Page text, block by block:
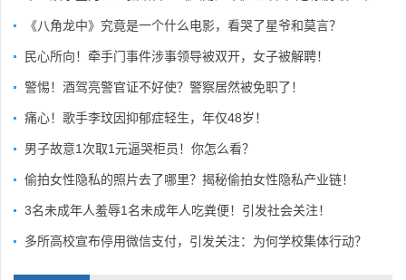
《八角龙中》究竟是一个什么电影，看哭了星爷和莫言？
民心所向！牵手门事件涉事领导被双开，女子被解聘！
警惕！酒驾亮警官证不好使？警察居然被免职了！
痛心！歌手李玟因抑郁症轻生，年仅48岁！
男子故意1次取1元逼哭柜员！你怎么看？
偷拍女性隐私的照片去了哪里？揭秘偷拍女性隐私产业链！
3名未成年人羞辱1名未成年人吃粪便！引发社会关注！
多所高校宣布停用微信支付，引发关注：为何学校集体行动？